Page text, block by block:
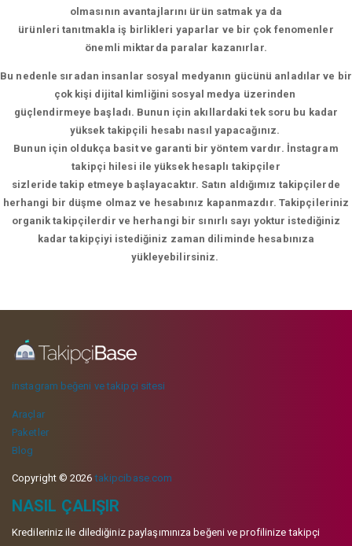
olmasının avantajlarını ürün satmak ya da
ürünleri tanıtmakla iş birlikleri yaparlar ve bir çok fenomenler
önemli miktarda paralar kazanırlar.
Bu nedenle sıradan insanlar sosyal medyanın gücünü anladılar ve bir
çok kişi dijital kimliğini sosyal medya üzerinden
güçlendirmeye başladı. Bunun için akıllardaki tek soru bu kadar
yüksek takipçili hesabı nasıl yapacağınız.
Bunun için oldukça basit ve garanti bir yöntem vardır. İnstagram
takipçi hilesi ile yüksek hesaplı takipçiler
sizleride takip etmeye başlayacaktır. Satın aldığımız takipçilerde
herhangi bir düşme olmaz ve hesabınız kapanmazdır. Takipçileriniz
organik takipçilerdir ve herhangi bir sınırlı sayı yoktur istediğiniz
kadar takipçiyi istediğiniz zaman diliminde hesabınıza
yükleyebilirsiniz.
instagram beğeni ve takipçi sitesi
Araçlar
Paketler
Blog
Copyright © 2026takipcibase.com
NASIL ÇALIŞIR
Kredileriniz ile dilediğiniz paylaşımınıza beğeni ve profilinize takipçi